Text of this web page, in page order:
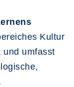
Kultur
und umfasst